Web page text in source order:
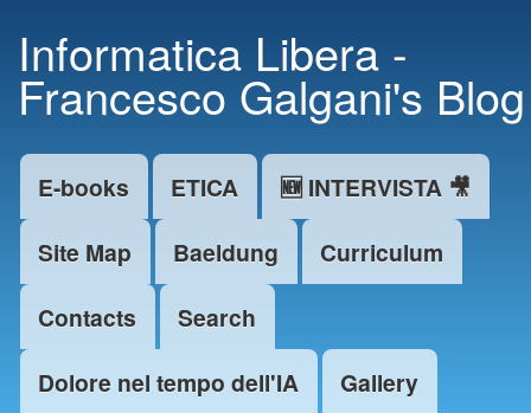
main
content
Informatica Libera -
Francesco Galgani's Blog
Main menu
E-books ETICA
🆕 INTERVISTA 🎥
Site Map
Baeldung
Curriculum
Contacts
Search
Dolore nel tempo dell'IA
Gallery